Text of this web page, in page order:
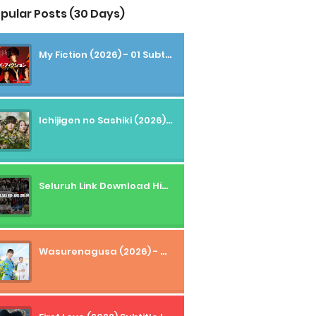
Posts (30 Days)
My Fiction (2026) - 01 Subtitle Indonesia
Ichijigen no Sashiki (2026) - 01 Subtitle Indonesia
Seluruh Link Download High And Low Subtitle Indonesia
Wasurenagusa (2026) - 01+02 Subtitle Indonesia